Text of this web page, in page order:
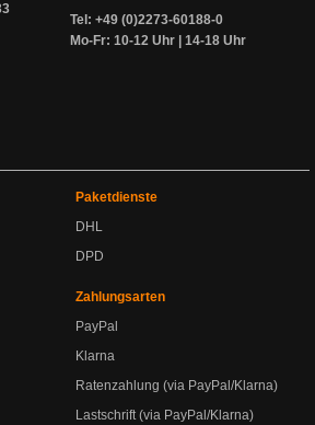
Tel: +49 (0)2273-60188-0
Mo-Fr: 10-12 Uhr | 14-18 Uhr
Paketdienste
DHL
DPD
Zahlungsarten
PayPal
Klarna
Ratenzahlung (via PayPal/Klarna)
Lastschrift (via PayPal/Klarna)